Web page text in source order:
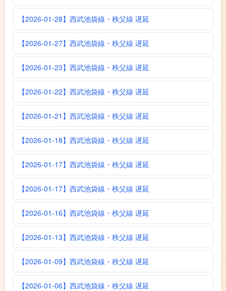
【2026-01-28】西武池袋線・秩父線 遅延
【2026-01-27】西武池袋線・秩父線 遅延
【2026-01-23】西武池袋線・秩父線 遅延
【2026-01-22】西武池袋線・秩父線 遅延
【2026-01-21】西武池袋線・秩父線 遅延
【2026-01-18】西武池袋線・秩父線 遅延
【2026-01-17】西武池袋線・秩父線 遅延
【2026-01-17】西武池袋線・秩父線 遅延
【2026-01-16】西武池袋線・秩父線 遅延
【2026-01-13】西武池袋線・秩父線 遅延
【2026-01-09】西武池袋線・秩父線 遅延
【2026-01-06】西武池袋線・秩父線 遅延